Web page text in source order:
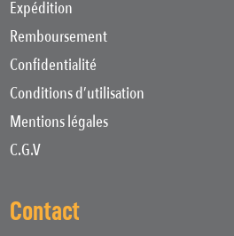
Expédition
Remboursement
Confidentialité
Conditions d’utilisation
Mentions légales
C.G.V
Contact